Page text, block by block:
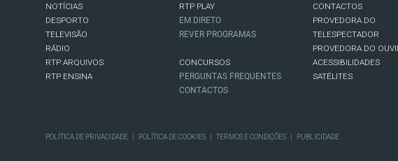
NOTÍCIAS
DESPORTO
TELEVISÃO
RÁDIO
RTP ARQUIVOS
RTP ENSINA
RTP PLAY
EM DIRETO
REVER PROGRAMAS
CONCURSOS
PERGUNTAS FREQUENTES
CONTACTOS
CONTACTOS
PROVEDORA DO
TELESPECTADOR
PROVEDORA DO
ACESSIBILIDADES
SATÉLITES
POLÍTICA DE PRIVACIDADE POLÍTICA DE COOKIES TERMOS E CONDIÇÕES PUBLICIDADE